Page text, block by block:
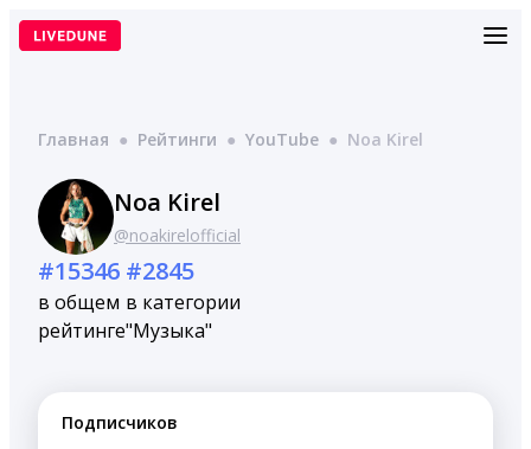
Перейти
Главная ● Рейтинги ● YouTube ● Noa Kirel
Noa Kirel
@noakirelofficial
#15346
в общем
рейтинге
#2845
в категории
"Музыка"
Подписчиков